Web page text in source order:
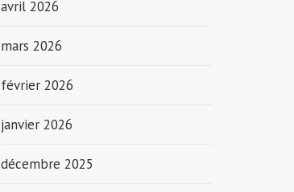
avril 2026
mars 2026
février 2026
janvier 2026
décembre 2025